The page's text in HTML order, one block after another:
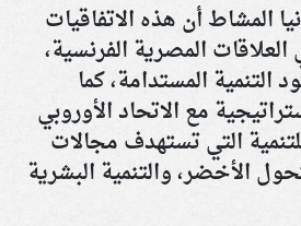
المشاط أن هذه الاتفاقيات
المصرية الفرنسية،
المستدامة، كما
مع الاتحاد الأوروبي
التي تستهدف مجالات
الأخضر، والتنمية البشرية